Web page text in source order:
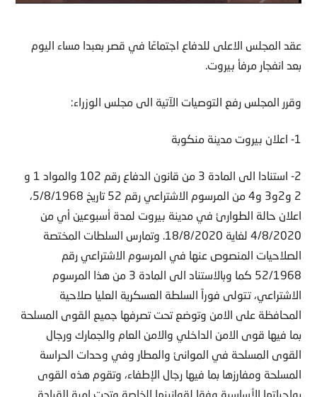
عقد المجلس الاعلى للدفاع اجتماعًا في قصر بعبدا مساء اليوم
بعد انفجار مرفأ بيروت.
وقرر المجلس رفع التوصيات الآتية الى مجلس الوزراء:
1- اعلان بيروت مدينة منكوبة
2- استنادا الى المادة 3 من قانون الدفاع رقم 102 والمواد 1 و
2 و2و3 و4 من المرسوم الاشتراعي رقم 52 تاريخ 5/8/1968،
اعلان حالة الطوارئ في مدينة بيروت لمدة أسبوعين أي من
4/8/2020 لغاية 18/8/2020. وتمارس السلطات المختصة
الصلاحيات المنصوص عنها في المرسوم الاشتراعي رقم
52/1968 كما وبالاستناد الى المادة 3 من هذا المرسوم
الاشتراعي، تتولى فوراً السلطة العسكرية العليا صلاحية
المحافظة على الامن وتوضع تحت تصرفها جميع القوى المسلحة
بما فيها قوى الامن الداخلي والامن العام والجمارك ورجال
القوى المسلحة في الموانئ والمطار وفي وحدات الحراسة
المسلحة ومفارزها بما فيها رجال الإطفاء، وتقوم هذه القوى
بواجباتها الأساسية وفقا لقوانينها الخاصة وتحت امرة القيادة